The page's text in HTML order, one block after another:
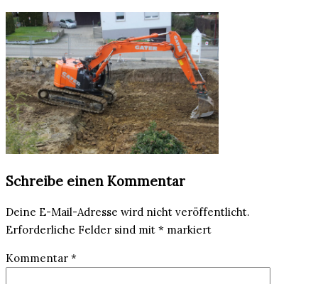
Schreibe einen Kommentar
Deine E-Mail-Adresse wird nicht veröffentlicht.
Erforderliche Felder sind mit * markiert
Kommentar *